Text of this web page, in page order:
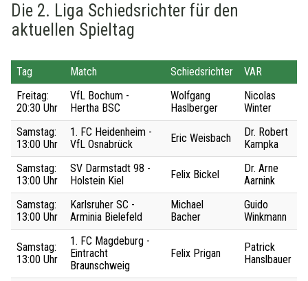
Die 2. Liga Schiedsrichter für den
aktuellen Spieltag
Tag Match Schiedsrichter
VAR
Freitag:
20:30 Uhr
VfL Bochum -
Hertha BSC
Wolfgang
Haslberger
Nicolas
Winter
Samstag:
13:00 Uhr
1. FC Heidenheim -
VfL Osnabrück
Eric Weisbach
Dr. Robert
Kampka
Samstag:
13:00 Uhr
SV Darmstadt 98 -
Holstein Kiel
Felix Bickel
Dr. Arne
Aarnink
Samstag:
13:00 Uhr
Karlsruher SC -
Arminia Bielefeld
Michael
Bacher
Guido
Winkmann
Samstag:
13:00 Uhr
1. FC Magdeburg -
Eintracht
Braunschweig
Felix Prigan
Patrick
Hanslbauer